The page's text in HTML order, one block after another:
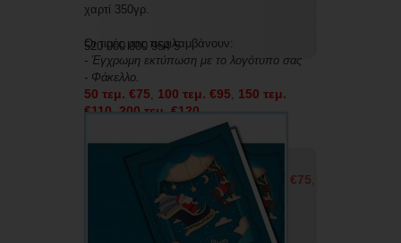
χαρτί 350γρ.
Οι τιμές μας περιλαμβάνουν:
- Έγχρωμη εκτύπωση με το λογότυπο σας
- Φάκελλο.
50 τεμ. €75, 100 τεμ. €95, 150 τεμ.
€110
200 τεμ. €120
Οι τιμές μας χωρίς εκτύπωση και χωρίς
φάκελο είναι οι εξής:
100 τεμ. €60 150 τεμ. €75
200 τεμ. €85
520 000 000 954 5